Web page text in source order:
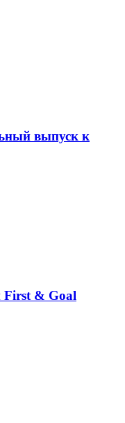
выпуск к
First & Goal